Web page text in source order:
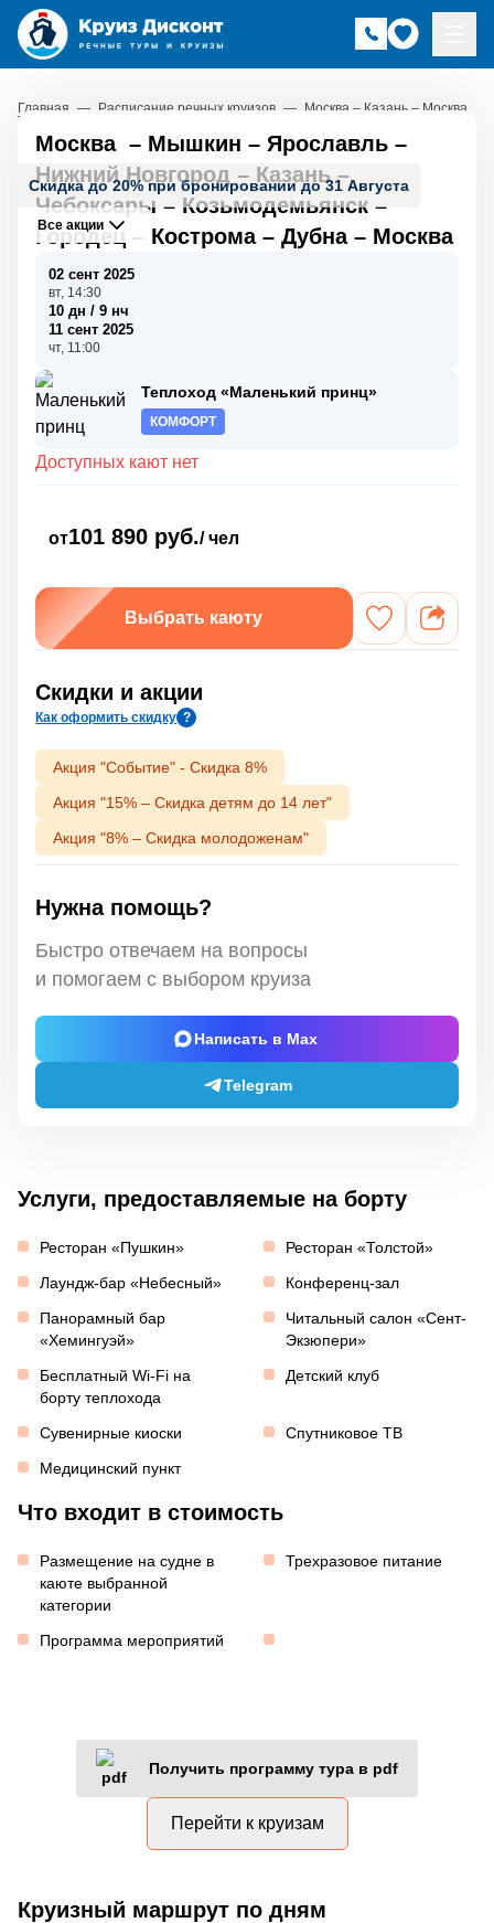
Главная — Расписание речных круизов — Москва – Казань – Москва
Скидка до 20% при бронировании до 31 Августа
Все акции
Москва – Мышкин – Ярославль –
Нижний Новгород – Казань–
Чебоксары – Козьмодемьянск –
Городец – Кострома– Дубна– Москва
02 сент 2025
вт, 14:30
10 дн / 9 нч
11 сент 2025
чт, 11:00
Теплоход «Маленький принц»
КОМФОРТ
Доступных кают нет
от101 890 руб./ чел
Выбрать каюту
Скидки и акции
Как оформить скидку ?
Акция "Событие" - Скидка 8%
Акция "15% – Скидка детям до 14 лет"
Акция "8% – Скидка молодоженам"
Нужна помощь?
Быстро отвечаем на вопросы
и помогаем с выбором круиза
Написать в Max
Telegram
Услуги, предоставляемые на борту
Ресторан «Пушкин»
Ресторан «Толстой»
Лаундж-бар «Небесный»
Конференц-зал
Панорамный бар
«Хемингуэй»
Читальный салон «Сент-
Экзюпери»
Бесплатный Wi-Fi на
борту теплохода
Детский клуб
Сувенирные киоски
Спутниковое ТВ
Медицинский пункт
Что входит в стоимость
Размещение на судне в
каюте выбранной
категории
Трехразовое питание
Программа мероприятий
Получить программу тура в pdf
Перейти к круизам
Круизный маршрут по дням